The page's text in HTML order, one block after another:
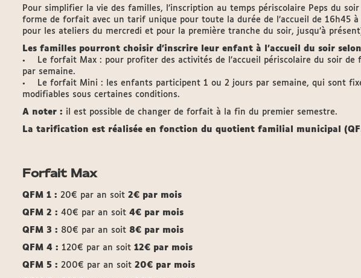
Pour simplifier la vie des familles, l’inscription au temps périscolaire Peps du
forme de forfait avec un tarif unique pour toute la durée de l’accueil de 16h45 à
pour les ateliers du mercredi et pour la première tranche du soir, jusqu’à
Les familles pourront choisir d’inscrire leur enfant à l’accueil du soir
• Le forfait Max : pour profiter des activités de l’accueil périscolaire du soir de
par semaine.
• Le forfait Mini : les enfants participent 1 ou 2 jours par semaine, qui sont
modifiables sous certaines conditions.
A noter : il est possible de changer de forfait à la fin du premier semestre.
La tarification est réalisée en fonction du quotient familial municipal
Forfait Max
QFM 1 : 20€ par an soit 2€ par mois
QFM 2 : 40€ par an soit 4€ par mois
QFM 3 : 80€ par an soit 8€ par mois
QFM 4 : 120€ par an soit 12€ par mois
QFM 5 : 200€ par an soit 20€ par mois